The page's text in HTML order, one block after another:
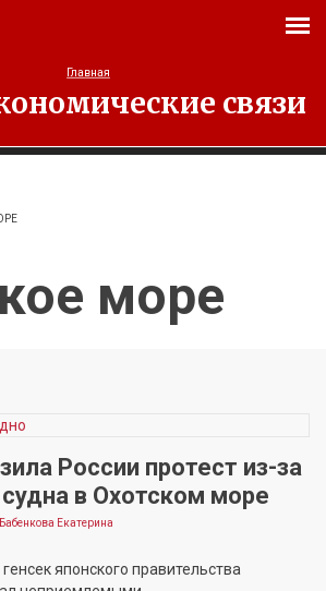
связи
море
России протест из-за
в Охотском море
Бабенкова Екатерина
японского правительства